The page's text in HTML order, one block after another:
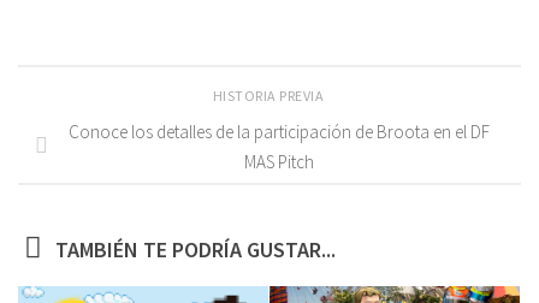
HISTORIA PREVIA
Conoce los detalles de la participación de Broota en el DF
MAS Pitch
TAMBIÉN TE PODRÍA GUSTAR...